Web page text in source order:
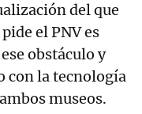
del que
el PNV es
obstáculo y
con la tecnología
museos.